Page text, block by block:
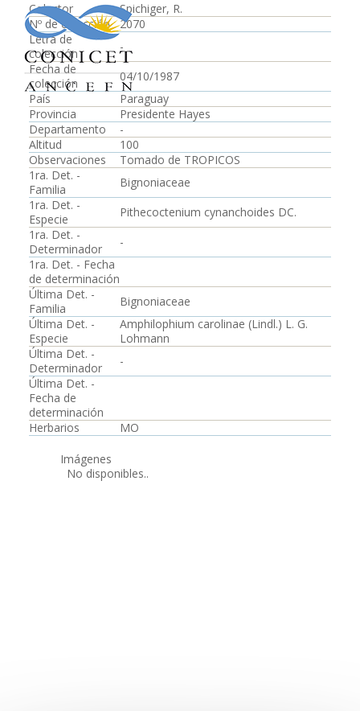
Colector
Spichiger, R.
Nº de colección
2070
Letra de
colección
-
Fecha de
colección
04/10/1987
País
Paraguay
Provincia
Presidente Hayes
Departamento
-
Altitud
100
Observaciones
Tomado de TROPICOS
1ra. Det. -
Familia
Bignoniaceae
1ra. Det. -
Especie
Pithecoctenium cynanchoides DC.
1ra. Det. -
Determinador
-
1ra. Det. - Fecha
de determinación
Última Det. -
Familia
Bignoniaceae
Última Det. -
Especie
Amphilophium carolinae (Lindl.) L. G.
Lohmann
Última Det. -
Determinador
-
Última Det. -
Fecha de
determinación
Herbarios
MO
Imágenes
No disponibles..